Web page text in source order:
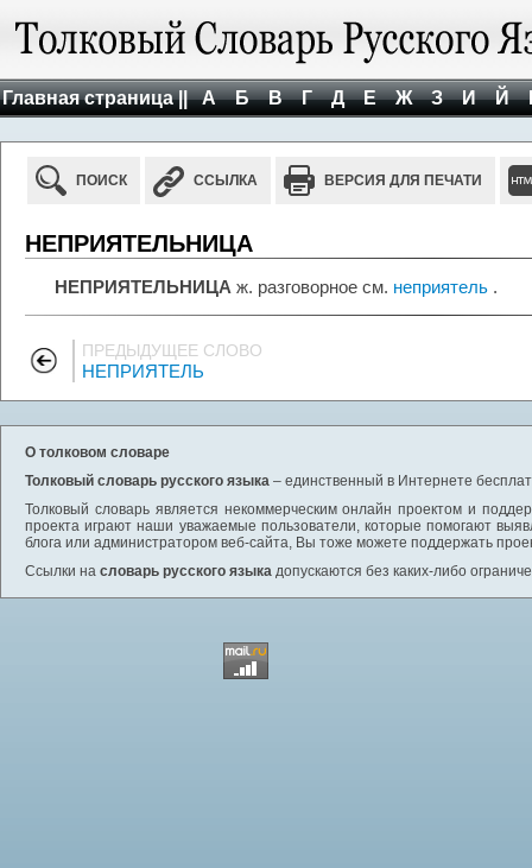
Главная страница || А Б В Г Д Е Ж З И Й
ПОИСК ССЫЛКА ВЕРСИЯ ДЛЯ ПЕЧАТИ
НЕПРИЯТЕЛЬНИЦА
НЕПРИЯТЕЛЬНИЦА ж. разговорное см. неприятель .
ПРЕДЫДУЩЕЕ СЛОВО
НЕПРИЯТЕЛЬ
О толковом словаре
Толковый словарь русского языка – единственный в Интернете
Толковый словарь является некоммерческим онлайн проектом и
проекта играют наши уважаемые пользователи, которые помогают
блога или администратором веб-сайта, Вы тоже можете поддержать
Ссылки на словарь русского языка допускаются без каких-либо